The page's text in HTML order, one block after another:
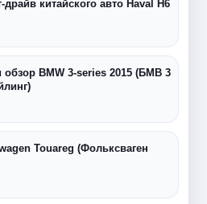
драйв китайского авто Haval H6
обзор BMW 3-series 2015 (БМВ 3
Touareg (Фольксваген